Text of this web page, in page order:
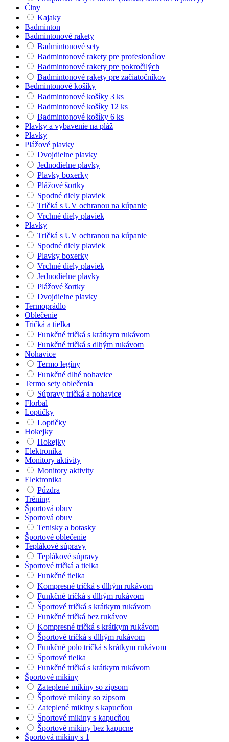
Člny
Kajaky
Badminton
Badmintonové rakety
Badmintonové sety
Badmintonové rakety pre profesionálov
Badmintonové rakety pre pokročilých
Badmintonové rakety pre začiatočníkov
Bedmintonové košíky
Badmintonové košíky 3 ks
Badmintonové košíky 12 ks
Badmintonové košíky 6 ks
Plavky a vybavenie na pláž
Plavky
Plážové plavky
Dvojdielne plavky
Jednodielne plavky
Plavky boxerky
Plážové šortky
Spodné diely plaviek
Tričká s UV ochranou na kúpanie
Vrchné diely plaviek
Plavky
Tričká s UV ochranou na kúpanie
Spodné diely plaviek
Plavky boxerky
Vrchné diely plaviek
Jednodielne plavky
Plážové šortky
Dvojdielne plavky
Termoprádlo
Oblečenie
Tričká a tielka
Funkčné tričká s krátkym rukávom
Funkčné tričká s dlhým rukávom
Nohavice
Termo legíny
Funkčné dlhé nohavice
Termo sety oblečenia
Súpravy tričká a nohavice
Florbal
Loptičky
Loptičky
Hokejky
Hokejky
Elektronika
Monitory aktivity
Monitory aktivity
Elektronika
Púzdra
Tréning
Športová obuv
Športová obuv
Tenisky a botasky
Športové oblečenie
Teplákové súpravy
Teplákové súpravy
Športové tričká a tielka
Funkčné tielka
Kompresné tričká s dlhým rukávom
Funkčné tričká s dlhým rukávom
Športové tričká s krátkym rukávom
Funkčné tričká bez rukávov
Kompresné tričká s krátkym rukávom
Športové tričká s dlhým rukávom
Funkčné polo tričká s krátkym rukávom
Športové tielka
Funkčné tričká s krátkym rukávom
Športové mikiny
Zateplené mikiny so zipsom
Športové mikiny so zipsom
Zateplené mikiny s kapucňou
Športové mikiny s kapucňou
Športové mikiny bez kapucne
Športová mikiny s 1